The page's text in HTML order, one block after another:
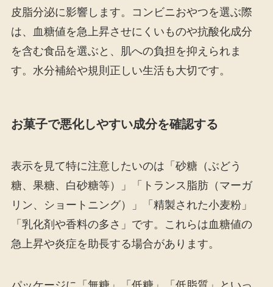
皮脂分泌に影響します。コンビニおやつを選ぶ際
は、血糖値を急上昇させにくいものや抗酸化成分
を含む食品を選ぶと、肌への負担を抑えられま
す。水分補給や規則正しい生活も大切です。
お菓子で悪化しやすい成分を確認する
表示を見て特に注意したいのは「砂糖（ぶどう
糖、果糖、白砂糖等）」「トランス脂肪（マーガ
リン、ショートニング）」「精製された小麦粉」
「乳化剤や香料の多さ」です。これらは血糖値の
急上昇や炎症を助長する場合があります。